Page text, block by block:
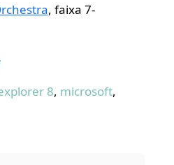
, faixa 7-
8, microsoft,